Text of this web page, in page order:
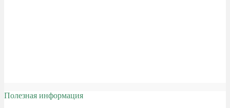
Полезная информация